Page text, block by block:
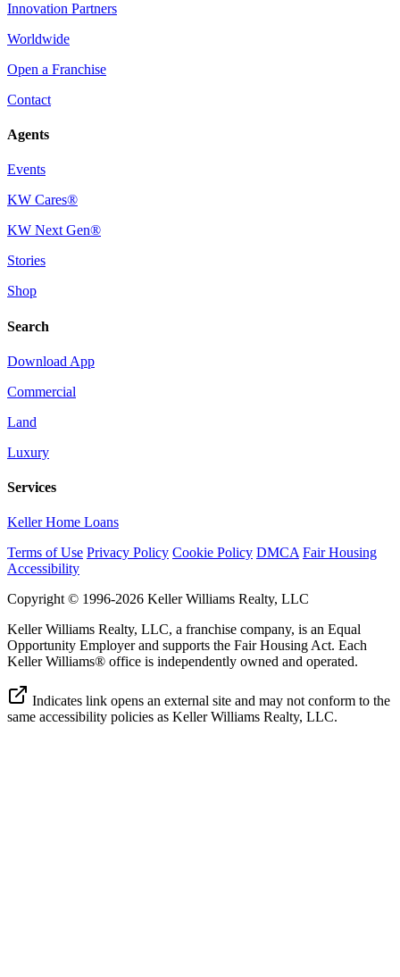
Innovation Partners
Worldwide
Open a Franchise
Contact
Agents
Events
KW Cares®
KW Next Gen®
Stories
Shop
Search
Download App
Commercial
Land
Luxury
Services
Keller Home Loans
Terms of Use Privacy Policy Cookie Policy DMCA Fair Housing
Accessibility
Copyright © 1996-2026 Keller Williams Realty, LLC
Keller Williams Realty, LLC, a franchise company, is an Equal
Opportunity Employer and supports the Fair Housing Act. Each
Keller Williams® office is independently owned and operated.
Indicates link opens an external site and may not conform to the
same accessibility policies as Keller Williams Realty, LLC.